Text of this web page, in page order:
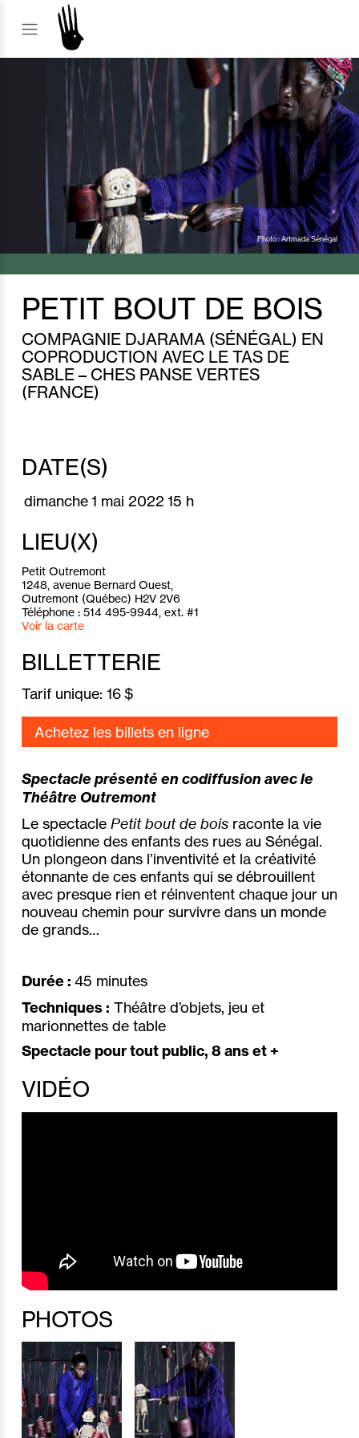
Photo : Artmada Sénégal
PETIT BOUT DE BOIS
COMPAGNIE DJARAMA (SÉNÉGAL) EN
COPRODUCTION AVEC LE TAS DE
SABLE – CHES PANSE VERTES
(FRANCE)
DATE(S)
dimanche1 mai 2022 15 h
LIEU(X)
Petit Outremont
1248, avenue Bernard Ouest,
Outremont (Québec) H2V 2V6
Téléphone : 514 495-9944, ext. #1
Voir la carte
BILLETTERIE
Tarif unique: 16 $
Achetez les billets en ligne
Spectacle présenté en codiffusion avec le
Théâtre Outremont
Le spectacle Petit bout de bois raconte la vie
quotidienne des enfants des rues au Sénégal.
Un plongeon dans l’inventivité et la créativité
étonnante de ces enfants qui se débrouillent
avec presque rien et réinventent chaque jour un
nouveau chemin pour survivre dans un monde
de grands…
Durée : 45 minutes
Techniques : Théâtre d’objets, jeu et
marionnettes de table
Spectacle pour tout public, 8 ans et +
VIDÉO
PHOTOS